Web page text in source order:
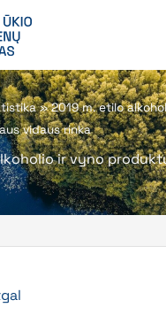
»2019 m. etilo
vidaus rinka
ir vyno